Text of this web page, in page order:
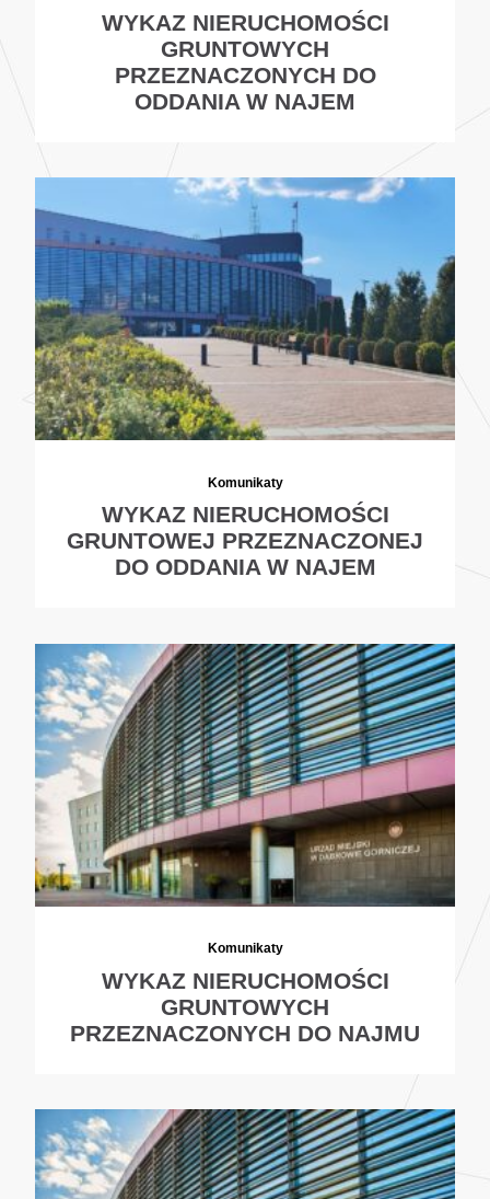
WYKAZ NIERUCHOMOŚCI
GRUNTOWYCH
PRZEZNACZONYCH DO
ODDANIA W NAJEM
Komunikaty
WYKAZ NIERUCHOMOŚCI
GRUNTOWEJ PRZEZNACZONEJ
DO ODDANIA W NAJEM
Komunikaty
WYKAZ NIERUCHOMOŚCI
GRUNTOWYCH
PRZEZNACZONYCH DO NAJMU